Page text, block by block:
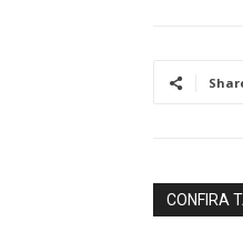
CONFIRA